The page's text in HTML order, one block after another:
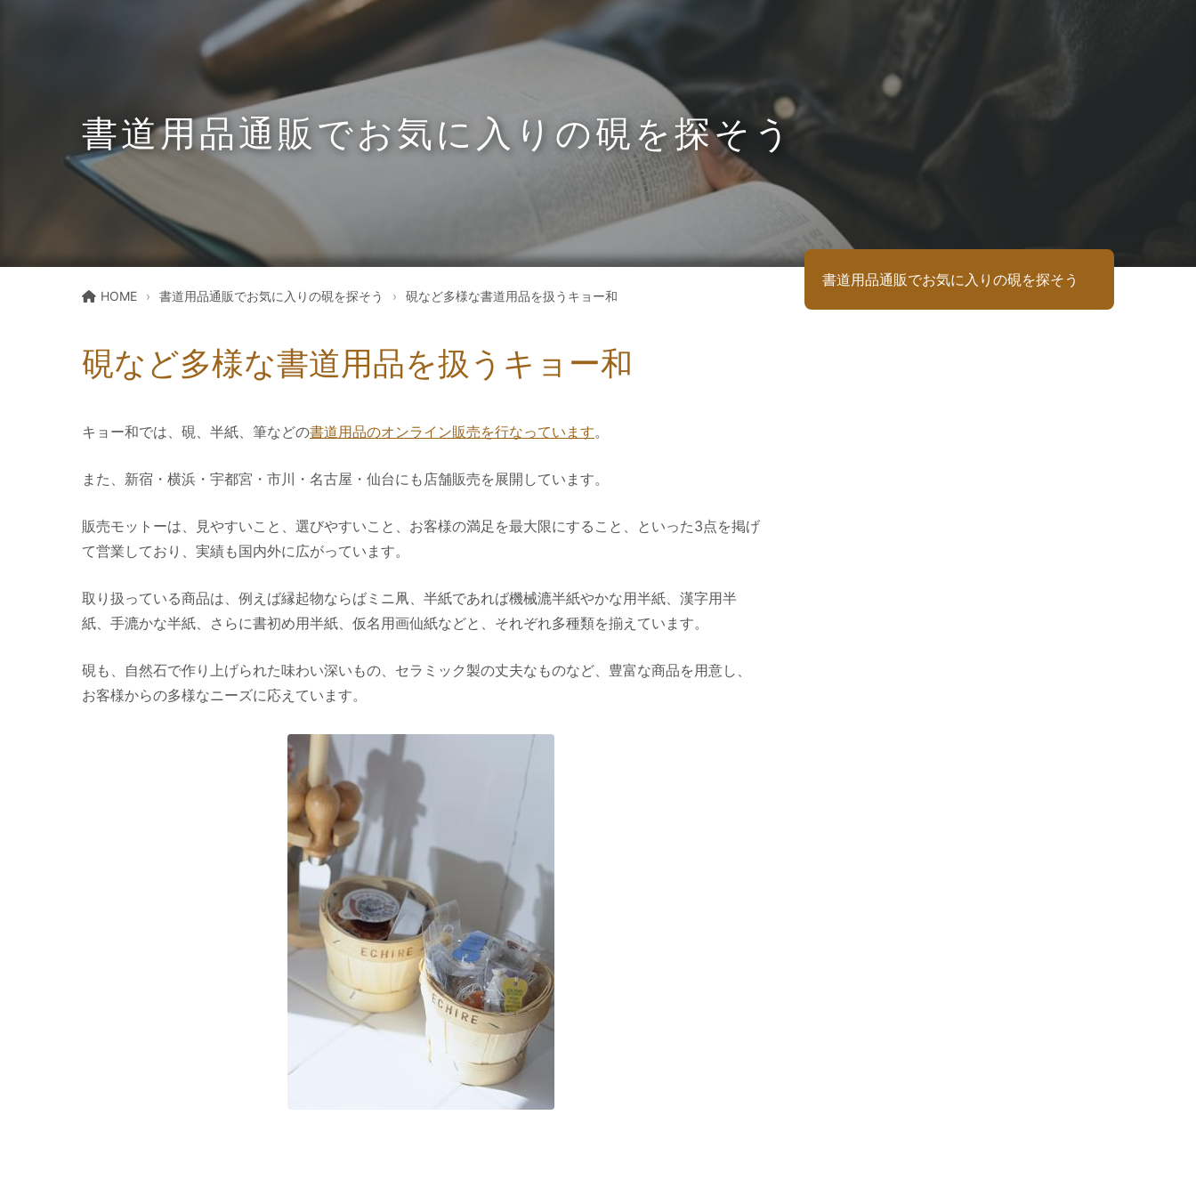
書道用品通販でお気に入りの硯を探そう
HOME 書道用品通販でお気に入りの硯を探そう 硯など多様な書道用品を扱うキョー和
硯など多様な書道用品を扱うキョー和
キョー和では、硯、半紙、筆などの書道用品のオンライン販売を行なっています。
また、新宿・横浜・宇都宮・市川・名古屋・仙台にも店舗販売を展開しています。
販売モットーは、見やすいこと、選びやすいこと、お客様の満足を最大限にすること、といった3点を掲げ
て営業しており、実績も国内外に広がっています。
取り扱っている商品は、例えば縁起物ならばミニ凧、半紙であれば機械漉半紙やかな用半紙、漢字用半
紙、手漉かな半紙、さらに書初め用半紙、仮名用画仙紙などと、それぞれ多種類を揃えています。
硯も、自然石で作り上げられた味わい深いもの、セラミック製の丈夫なものなど、豊富な商品を用意し、
お客様からの多様なニーズに応えています。
書道用品通販でお気に入りの硯を探そう